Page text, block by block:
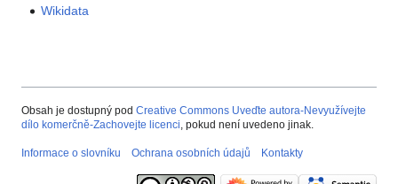
Wikidata
Obsah je dostupný pod Creative Commons Uveďte autora-Nevyužívejte
dílo komerčně-Zachovejte licenci, pokud není uvedeno jinak.
Informace o slovníku Ochrana osobních údajů Kontakty